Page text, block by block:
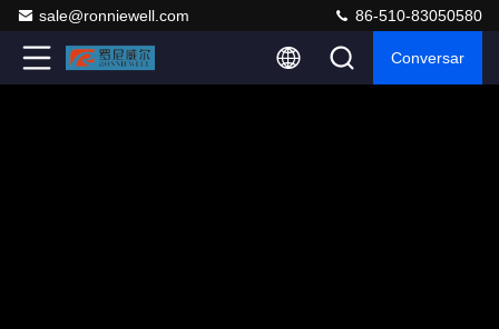
sale@ronniewell.com 86-510-83050580
Conversar